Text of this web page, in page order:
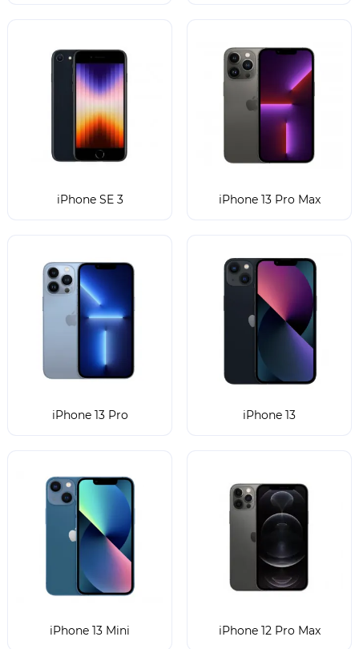
iPhone SE 3 iPhone 13 Pro Max
iPhone 13 Pro iPhone 13
iPhone 13 Mini iPhone 12 Pro Max